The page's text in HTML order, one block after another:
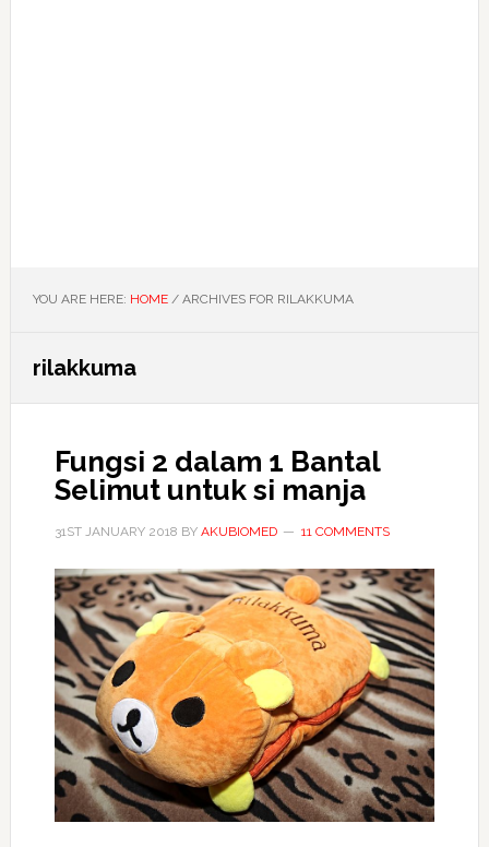
YOU ARE HERE: HOME /ARCHIVES FOR RILAKKUMA
rilakkuma
Fungsi 2 dalam 1 Bantal
Selimut untuk si manja
31ST JANUARY 2018 BY AKUBIOMED 11 COMMENTS